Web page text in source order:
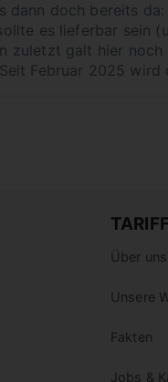
dann doch bereits
es lieferbar sein
zuletzt galt hier
Februar 2025
Über uns
Unsere
Fakten
Jobs &